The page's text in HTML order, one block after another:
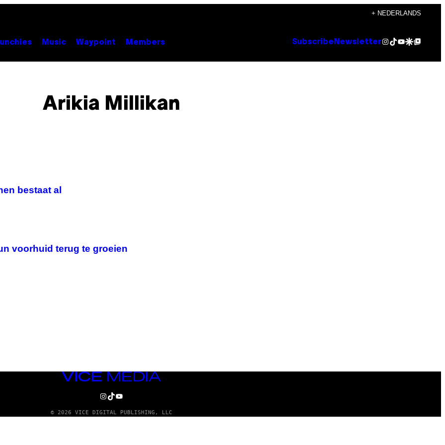
+ NEDERLANDS
Music Waypoint Members Subscribe NewsletterInstagram
TikTok
YouTube
Google Discover
Google Top Posts
Arikia Millikan
bestaat al
voorhuid terug te groeien
VICE
INSTAGRAM
TIKTOK
YOUTUBE
© 2026 VICE DIGITAL PUBLISHING, LLC